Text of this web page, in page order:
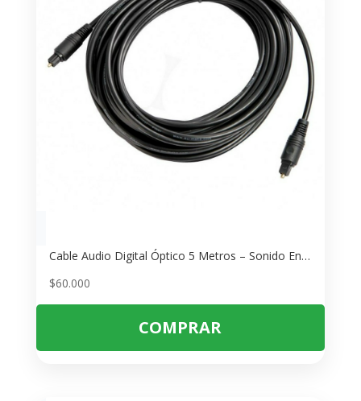
Cable Audio Digital Óptico 5 Metros – Sonido Envolvente de Alta Calidad
$60.000
COMPRAR